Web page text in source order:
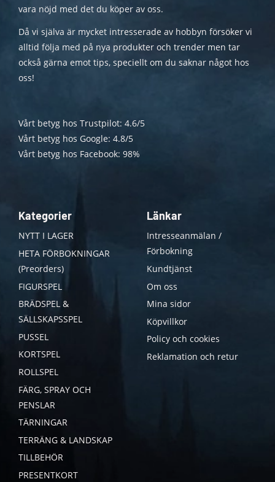
vara nöjd med det du köper av oss.
Då vi själva är mycket intresserade av hobbyn försöker vi
alltid följa med på nya produkter och trender men tar
också gärna emot tips, speciellt om du saknar något hos
oss!
Vårt betyg hos Trustpilot: 4.6/5
Vårt betyg hos Google: 4.8/5
Vårt betyg hos Facebook: 98%
Kategorier
NYTT I LAGER
HETA FÖRBOKNINGAR
(Preorders)
FIGURSPEL
BRÄDSPEL &
SÄLLSKAPSSPEL
PUSSEL
KORTSPEL
ROLLSPEL
FÄRG, SPRAY OCH
PENSLAR
TÄRNINGAR
TERRÄNG & LANDSKAP
TILLBEHÖR
PRESENTKORT
Länkar
Intresseanmälan /
Förbokning
Kundtjänst
Om oss
Mina sidor
Köpvillkor
Policy och cookies
Reklamation och retur